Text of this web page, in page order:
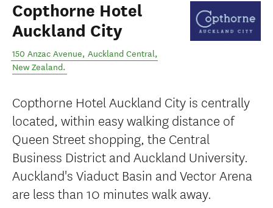
Copthorne Hotel
Auckland City
150 Anzac Avenue, Auckland Central,
New Zealand.
Copthorne Hotel Auckland City is centrally
located, within easy walking distance of
Queen Street shopping, the Central
Business District and Auckland University.
Auckland's Viaduct Basin and Vector Arena
are less than 10 minutes walk away.